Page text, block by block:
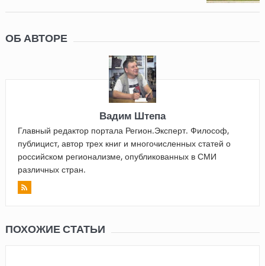
ОБ АВТОРЕ
Вадим Штепа
Главный редактор портала Регион.Эксперт. Философ,
публицист, автор трех книг и многочисленных статей о
российском регионализме, опубликованных в СМИ
различных стран.
ПОХОЖИЕ СТАТЬИ